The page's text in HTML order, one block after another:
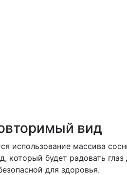
вид
использование массива
будет радовать
для здоровья.